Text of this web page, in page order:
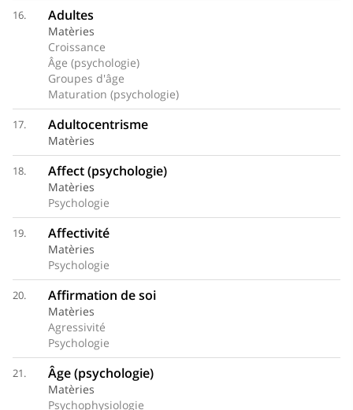
16. Adultes
Matèries
Croissance
Âge (psychologie)
Groupes d'âge
Maturation (psychologie)
17. Adultocentrisme
Matèries
18. Affect (psychologie)
Matèries
Psychologie
19. Affectivité
Matèries
Psychologie
20. Affirmation de soi
Matèries
Agressivité
Psychologie
21. Âge (psychologie)
Matèries
Psychophysiologie